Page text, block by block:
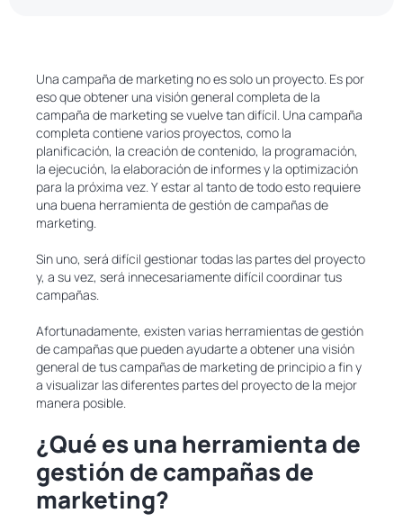
Una campaña de marketing no es solo un proyecto. Es por
eso que obtener una visión general completa de la
campaña de marketing se vuelve tan difícil. Una campaña
completa contiene varios proyectos, como la
planificación, la creación de contenido, la programación,
la ejecución, la elaboración de informes y la optimización
para la próxima vez. Y estar al tanto de todo esto requiere
una buena herramienta de gestión de campañas de
marketing.
Sin uno, será difícil gestionar todas las partes del proyecto
y, a su vez, será innecesariamente difícil coordinar tus
campañas.
Afortunadamente, existen varias herramientas de gestión
de campañas que pueden ayudarte a obtener una visión
general de tus campañas de marketing de principio a fin y
a visualizar las diferentes partes del proyecto de la mejor
manera posible.
¿Qué es una herramienta de
gestión de campañas de
marketing?